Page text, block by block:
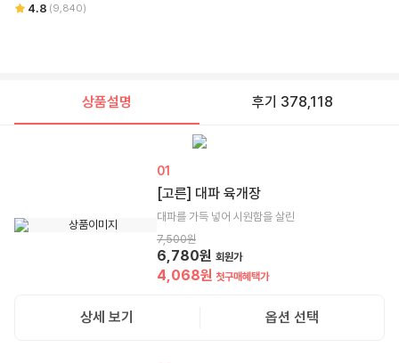
4.8 (9,840)
상품설명 후기 378,118
01
[고른] 대파 육개장
대파를 가득 넣어 시원함을 살린
7,500원
6,780원 회원가
4,068원 첫구매혜택가
상세 보기 옵션 선택